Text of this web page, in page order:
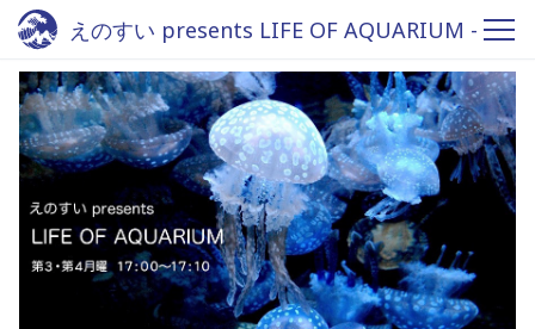
えのすい presents LIFE OF AQUARIUM -
Fm yokohama 84.7